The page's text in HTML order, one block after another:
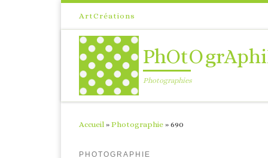
Passer au contenuArtCréations
Photographies
Accueil » Photographie » 690
PHOTOGRAPHIE